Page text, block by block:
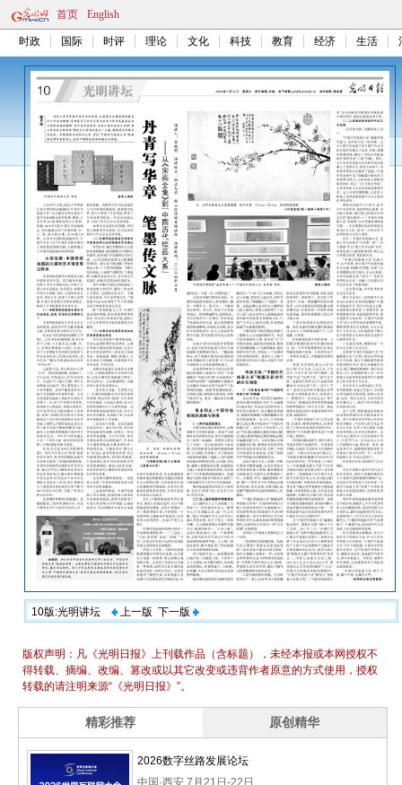
首页 English
时政 国际 时评 理论 文化 科技 教育 经济 生活
10版:光明讲坛 上一版 下一版